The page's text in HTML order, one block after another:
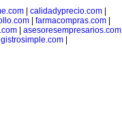
| calidadyprecio.com|
farmacompras.com
asesoresempresarios.com
|